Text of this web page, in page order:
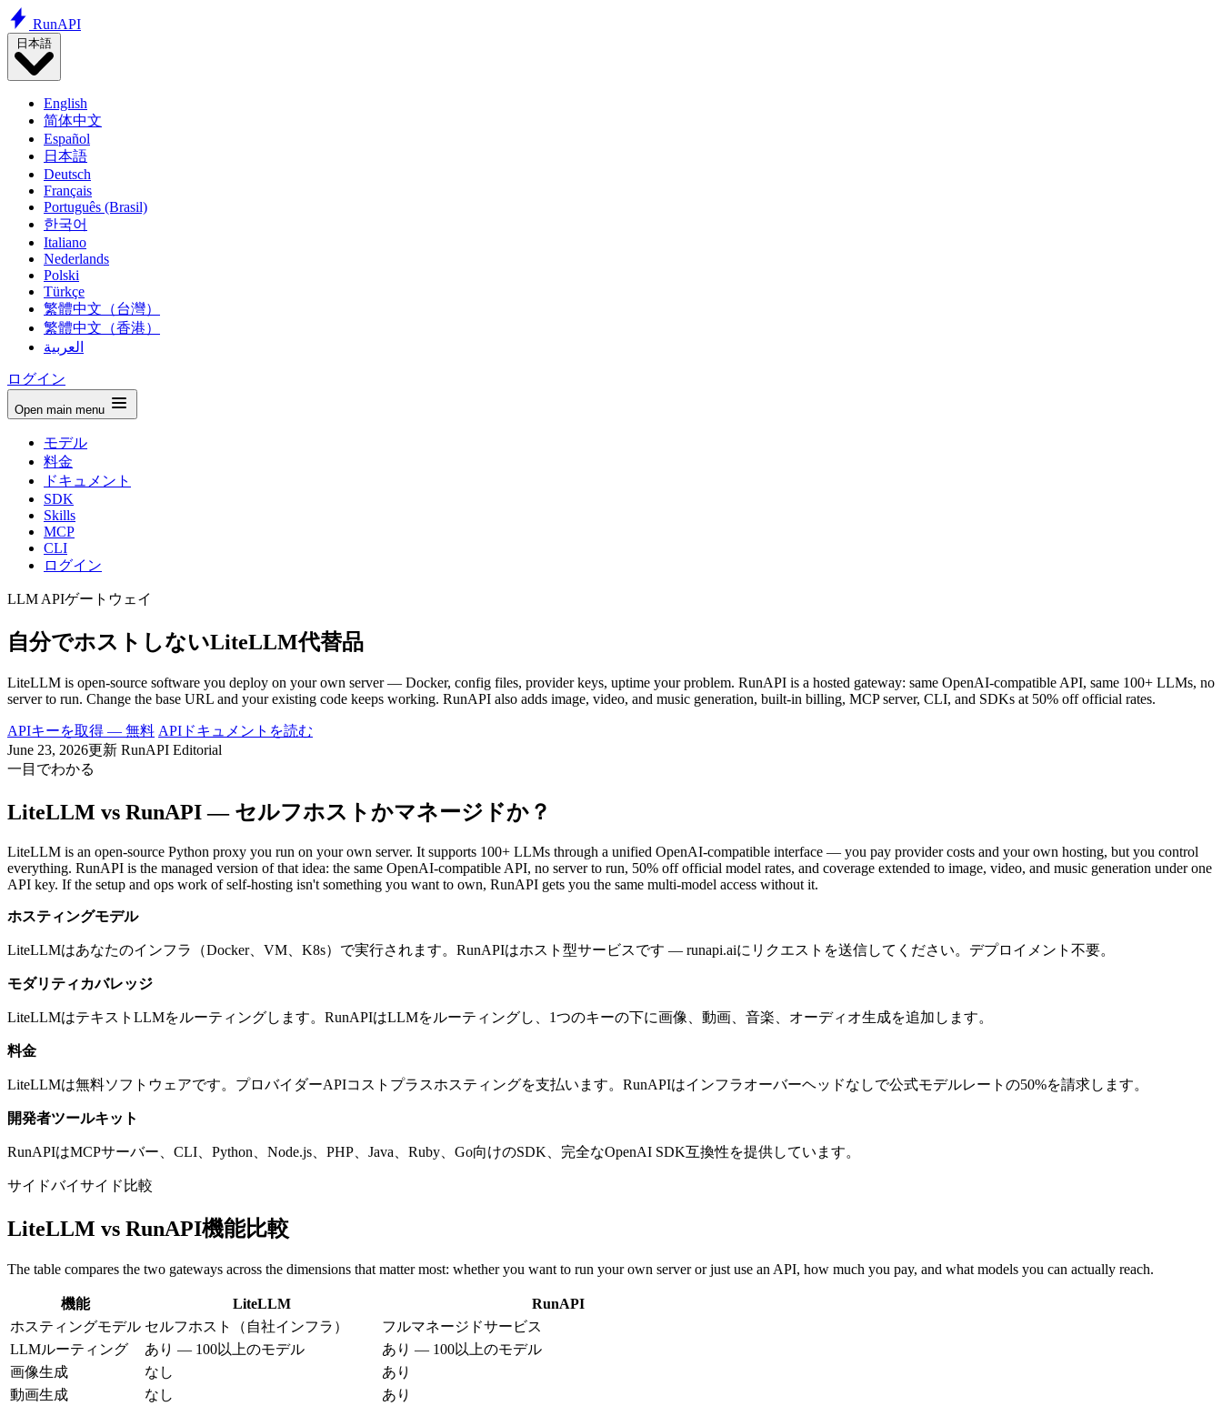
RunAPI
日本語
English
简体中文
Español
日本語
Deutsch
Français
Português (Brasil)
한국어
Italiano
Nederlands
Polski
Türkçe
繁體中文（台灣）
繁體中文（香港）
العربية
ログイン
Open main menu
モデル
料金
ドキュメント
SDK
Skills
MCP
CLI
ログイン
LLM APIゲートウェイ
自分でホストしないLiteLLM代替品
LiteLLM is open-source software you deploy on your own server — Docker, config files, provider keys, uptime your problem. RunAPI is a hosted gateway: same OpenAI-compatible API, same 100+ LLMs, no
server to run. Change the base URL and your existing code keeps working. RunAPI also adds image, video, and music generation, built-in billing, MCP server, CLI, and SDKs at 50% off official rates.
APIキーを取得 — 無料 APIドキュメントを読む
June 23, 2026更新 RunAPI Editorial
一目でわかる
LiteLLM vs RunAPI — セルフホストかマネージドか？
LiteLLM is an open-source Python proxy you run on your own server. It supports 100+ LLMs through a unified OpenAI-compatible interface — you pay provider costs and your own hosting, but you control
everything. RunAPI is the managed version of that idea: the same OpenAI-compatible API, no server to run, 50% off official model rates, and coverage extended to image, video, and music generation under one
API key. If the setup and ops work of self-hosting isn't something you want to own, RunAPI gets you the same multi-model access without it.
ホスティングモデル
LiteLLMはあなたのインフラ（Docker、VM、K8s）で実行されます。RunAPIはホスト型サービスです — runapi.aiにリクエストを送信してください。デプロイメント不要。
モダリティカバレッジ
LiteLLMはテキストLLMをルーティングします。RunAPIはLLMをルーティングし、1つのキーの下に画像、動画、音楽、オーディオ生成を追加します。
料金
LiteLLMは無料ソフトウェアです。プロバイダーAPIコストプラスホスティングを支払います。RunAPIはインフラオーバーヘッドなしで公式モデルレートの50%を請求します。
開発者ツールキット
RunAPIはMCPサーバー、CLI、Python、Node.js、PHP、Java、Ruby、Go向けのSDK、完全なOpenAI SDK互換性を提供しています。
サイドバイサイド比較
LiteLLM vs RunAPI機能比較
The table compares the two gateways across the dimensions that matter most: whether you want to run your own server or just use an API, how much you pay, and what models you can actually reach.
機能 LiteLLM
RunAPI
ホスティングモデル セルフホスト（自社インフラ）
フルマネージドサービス
LLMルーティング
あり — 100以上のモデル
あり — 100以上のモデル
画像生成
なし
あり
動画生成
なし
あり